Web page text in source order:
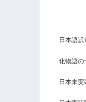
日本語訳
化物語の
日本未実